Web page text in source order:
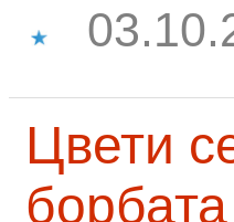
Цвети